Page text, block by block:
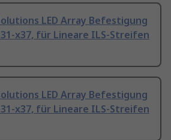
LED Array Befestigung
31-x37, für Lineare ILS-Streifen
LED Array Befestigung
31-x37, für Lineare ILS-Streifen